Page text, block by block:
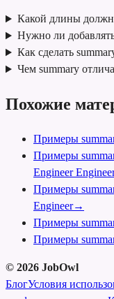
Какой длины
Нужно ли
Как сделать
Чем summary
Похожие
Примеры
Примеры
Engineer
Примеры
Engineer→
Примеры
Примеры
© 2026 JobOwl
БлогУсловия